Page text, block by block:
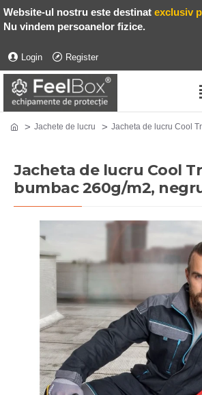
Website-ul nostru este destinat exclusiv
Nu vindem persoanelor fizice.
Login Register
Jachete de lucru Jacheta de lucru Cool
Jacheta de lucru Cool
bumbac 260g/m2,